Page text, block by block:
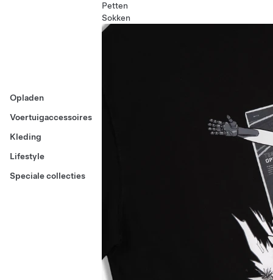
Opladen
Voertuigaccessoires
Kleding
Lifestyle
Speciale collecties
Petten
Sokken